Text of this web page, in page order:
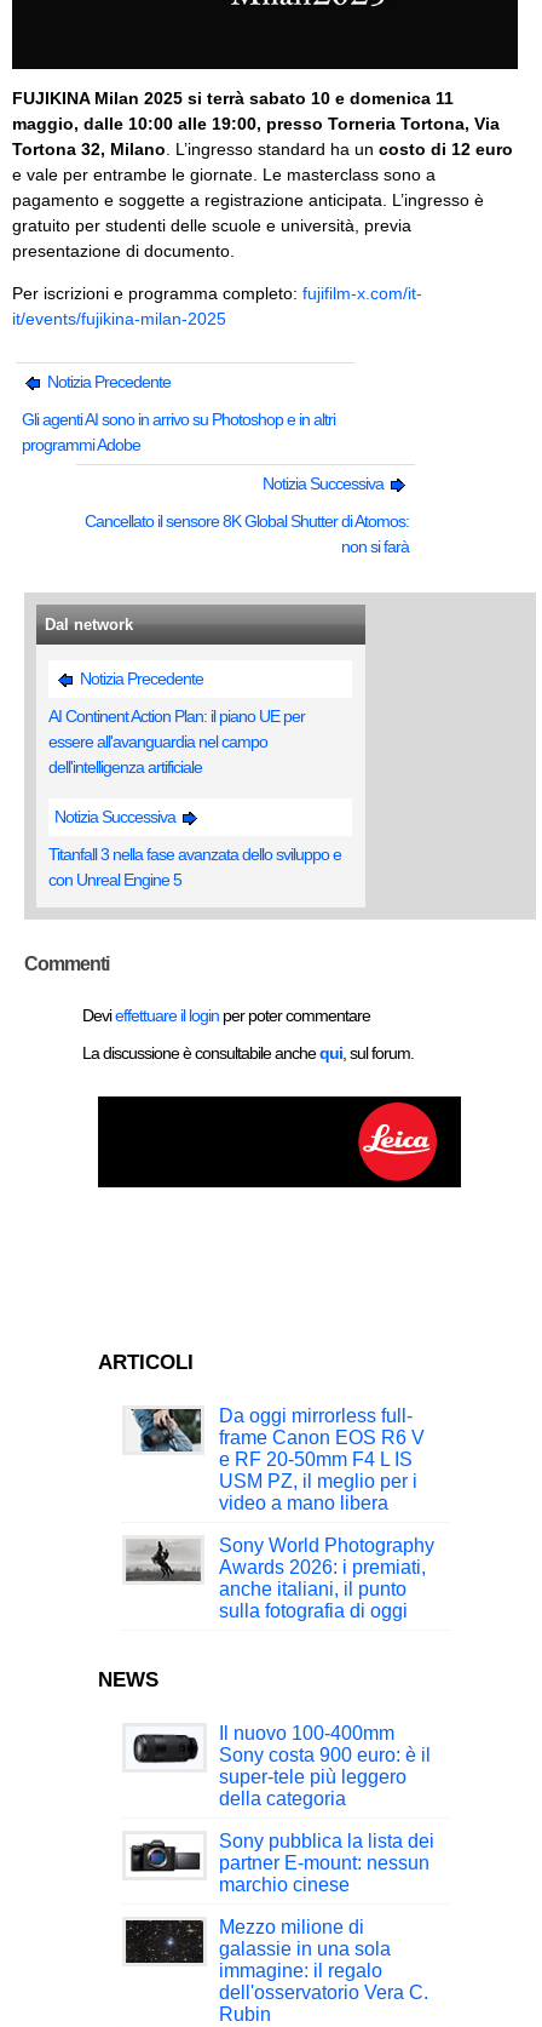
FUJIKINA Milan 2025 si terrà sabato 10 e domenica 11
maggio, dalle 10:00 alle 19:00, presso Torneria Tortona, Via
Tortona 32, Milano . L’ingresso standard ha un costo di 12 euro
e vale per entrambe le giornate. Le masterclass sono a
pagamento e soggette a registrazione anticipata. L’ingresso è
gratuito per studenti delle scuole e università, previa
presentazione di documento.
Per iscrizioni e programma completo: fujifilm-x.com/it-
it/events/fujikina-milan-2025
Notizia Precedente
Gli agenti AI sono in arrivo su Photoshop e in altri
programmi Adobe
Notizia Successiva
Cancellato il sensore 8K Global Shutter di Atomos:
non si farà
Dal network
Notizia Precedente
AI Continent Action Plan: il piano UE per
essere all'avanguardia nel campo
dell'intelligenza artificiale
Notizia Successiva
Titanfall 3 nella fase avanzata dello sviluppo e
con Unreal Engine 5
Commenti
Devieffettuare il login per poter commentare
La discussione è consultabile anchequi , sul forum.
ARTICOLI
Da oggi mirrorless full-
frame Canon EOS R6 V
e RF 20-50mm F4 L IS
USM PZ, il meglio per i
video a mano libera
Sony World Photography
Awards 2026: i premiati,
anche italiani, il punto
sulla fotografia di oggi
NEWS
Il nuovo 100-400mm
Sony costa 900 euro: è il
super-tele più leggero
della categoria
Sony pubblica la lista dei
partner E-mount: nessun
marchio cinese
Mezzo milione di
galassie in una sola
immagine: il regalo
dell'osservatorio Vera C.
Rubin